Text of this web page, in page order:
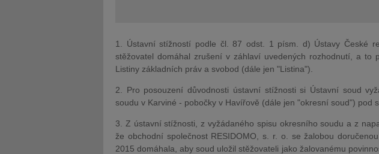
1. Ústavní stížností podle čl. 87 odst. 1 písm. d) Ústavy České
stěžovatel domáhal zrušení v záhlaví uvedených rozhodnutí, a
Listiny základních práv a svobod (dále jen "Listina").
2. Pro posouzení důvodnosti ústavní stížnosti si Ústavní soud
soudu v Karviné - pobočky v Havířově (dále jen "okresní soud") pod
3. Z ústavní stížnosti, z vyžádaného spisu okresního soudu a z
že obchodní společnost RESIDOMO, s. r. o. se žalobou
2015 domáhala, aby soud uložil stěžovateli jako žalovanému